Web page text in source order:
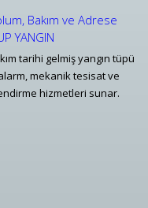
Bakım ve Adrese
YANGIN
tarihi gelmiş yangın tüpü
mekanik tesisat ve
hizmetleri sunar.